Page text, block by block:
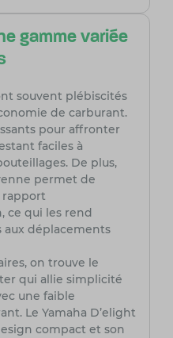
gamme variée
souvent plébiscités
de carburant.
pour affronter
faciles à
De plus,
permet de
ce qui les rend
déplacements
on trouve le
qui allie simplicité
une faible
Le Yamaha D’elight
compact et son